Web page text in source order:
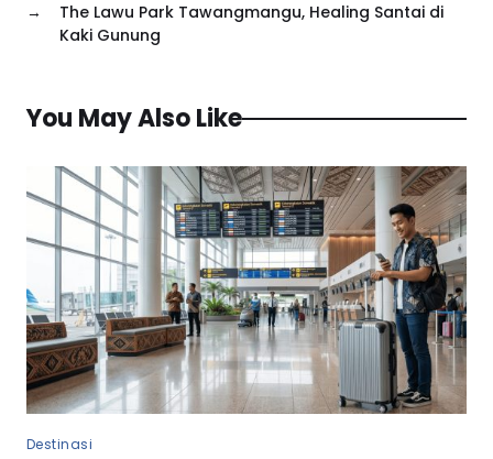
→
The Lawu Park Tawangmangu, Healing Santai di
Kaki Gunung
You May Also Like
Destinasi